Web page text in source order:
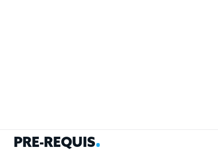
PRÉ-REQUIS